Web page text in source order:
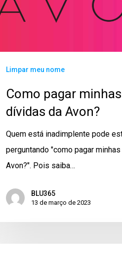
Limpar meu nome
Como pagar minhas
dívidas da Avon?
Quem está inadimplente pode
perguntando "como pagar
Avon?". Pois saiba…
BLU365
13 de março de 2023